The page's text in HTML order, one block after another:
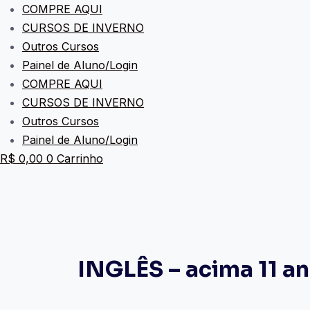
COMPRE AQUI
CURSOS DE INVERNO
Outros Cursos
Painel de Aluno/Login
COMPRE AQUI
CURSOS DE INVERNO
Outros Cursos
Painel de Aluno/Login
R$ 0,00 0 Carrinho
INGLÊS – acima 11